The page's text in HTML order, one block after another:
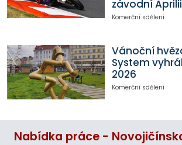
závodní Aprilii
Komerční sdělení
Vánoční
System
2026
Komerční sdělení
Nabídka práce -